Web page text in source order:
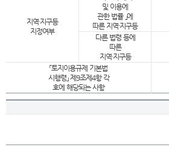
지역·지구등
지정여부
및 이용에
관한 법률 」에
따른 지역·지구등
다른 법령 등에
따른
지역·지구등
「토지이용규제 기본법
시행령」 제9조제4항 각
호에 해당되는 사항